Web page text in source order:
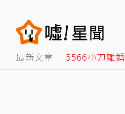
最新文章 5566小刀離婚